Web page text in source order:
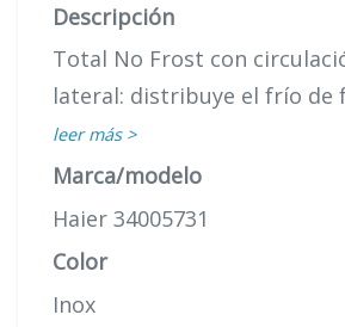
Descripción
Total No Frost con
lateral: distribuye el frío de
leer más >
Marca/modelo
Haier 34005731
Color
Inox